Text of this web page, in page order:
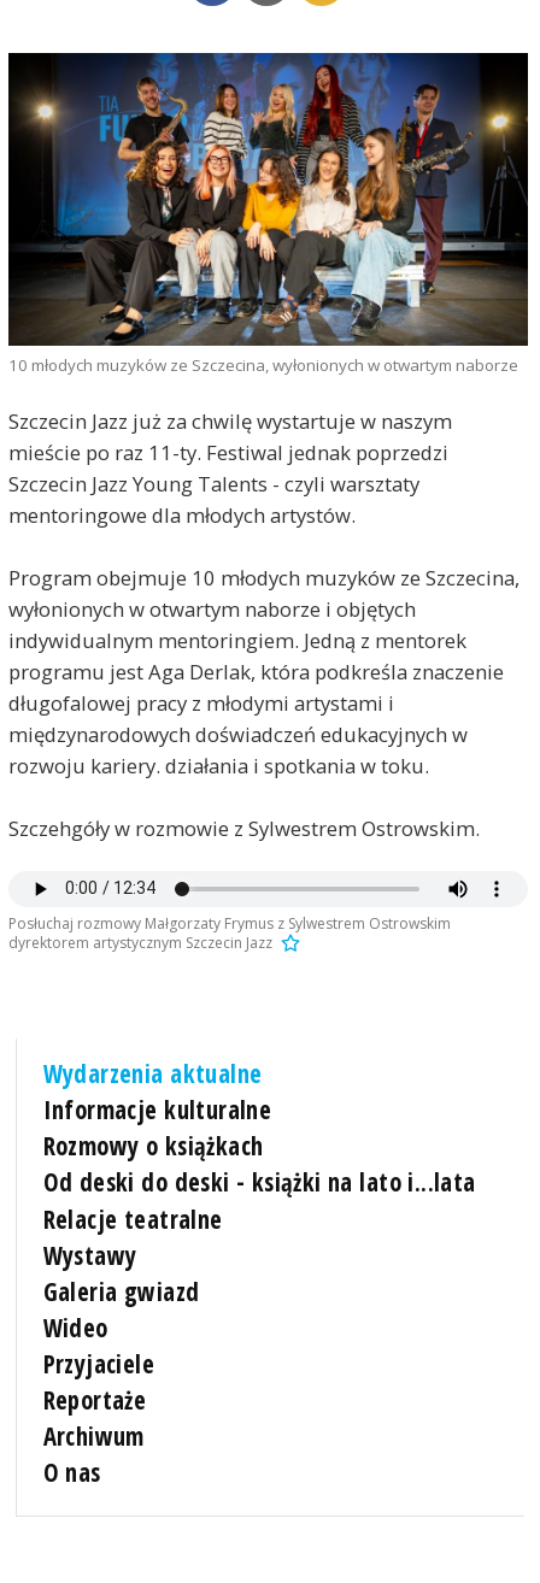
10 młodych muzyków ze Szczecina, wyłonionych w otwartym naborze
Szczecin Jazz już za chwilę wystartuje w naszym
mieście po raz 11-ty. Festiwal jednak poprzedzi
Szczecin Jazz Young Talents - czyli warsztaty
mentoringowe dla młodych artystów.
Program obejmuje 10 młodych muzyków ze Szczecina,
wyłonionych w otwartym naborze i objętych
indywidualnym mentoringiem. Jedną z mentorek
programu jest Aga Derlak, która podkreśla znaczenie
długofalowej pracy z młodymi artystami i
międzynarodowych doświadczeń edukacyjnych w
rozwoju kariery. działania i spotkania w toku.
Szczehgóły w rozmowie z Sylwestrem Ostrowskim.
Posłuchaj rozmowy Małgorzaty Frymus z Sylwestrem Ostrowskim
dyrektorem artystycznym Szczecin Jazz
Wydarzenia aktualne
Informacje kulturalne
Rozmowy o książkach
Od deski do deski - książki na lato i...lata
Relacje teatralne
Wystawy
Galeria gwiazd
Wideo
Przyjaciele
Reportaże
Archiwum
O nas